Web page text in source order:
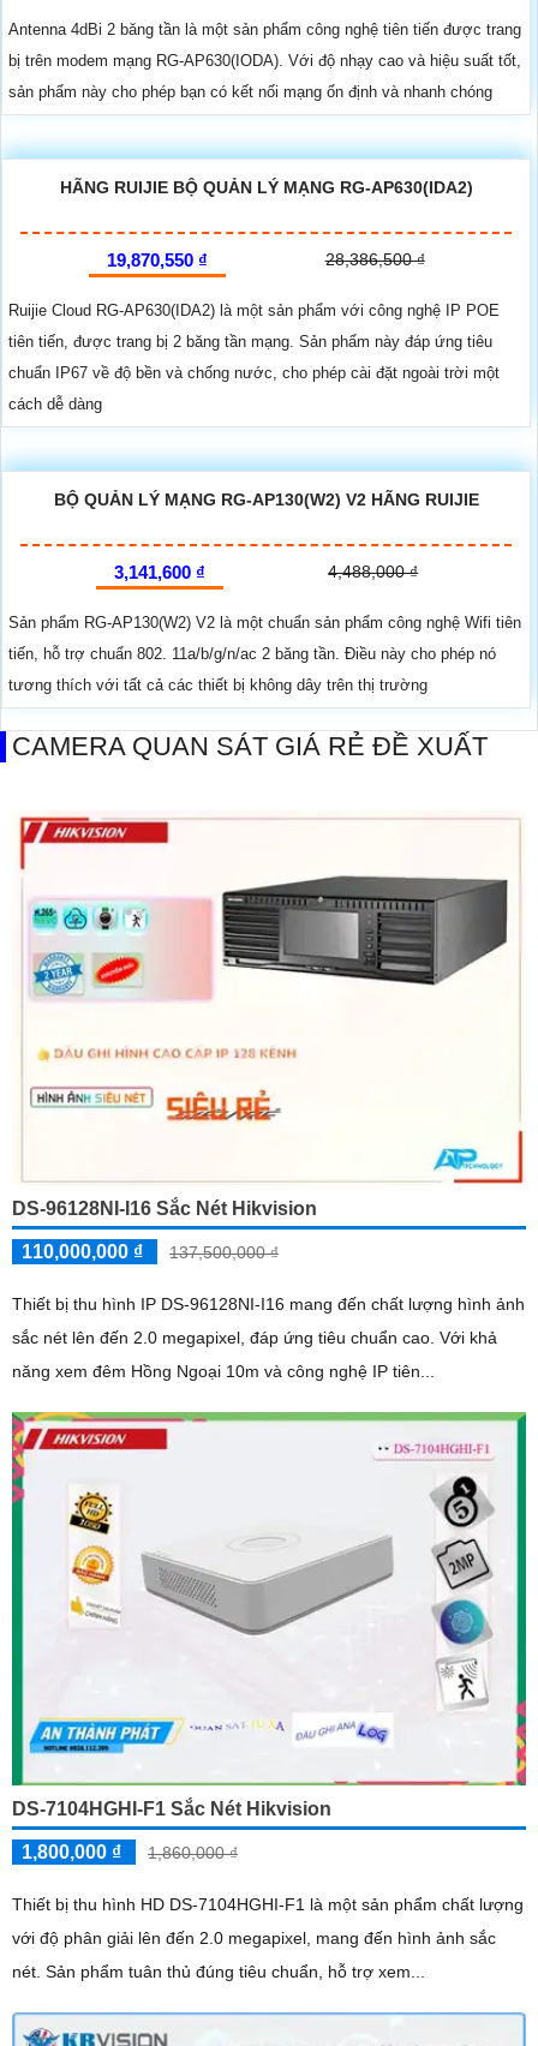
Antenna 4dBi 2 băng tần là một sản phẩm công nghệ tiên tiến được trang
bị trên modem mạng RG-AP630(IODA). Với độ nhạy cao và hiệu suất tốt,
sản phẩm này cho phép bạn có kết nối mạng ổn định và nhanh chóng
HÃNG RUIJIE BỘ QUẢN LÝ MẠNG RG-AP630(IDA2)
19,870,550 ₫ 28,386,500 ₫
Ruijie Cloud RG-AP630(IDA2) là một sản phẩm với công nghệ IP POE
tiên tiến, được trang bị 2 băng tần mạng. Sản phẩm này đáp ứng tiêu
chuẩn IP67 về độ bền và chống nước, cho phép cài đặt ngoài trời một
cách dễ dàng
BỘ QUẢN LÝ MẠNG RG-AP130(W2) V2 HÃNG RUIJIE
3,141,600 ₫ 4,488,000 ₫
Sản phẩm RG-AP130(W2) V2 là một chuẩn sản phẩm công nghệ Wifi tiên
tiến, hỗ trợ chuẩn 802. 11a/b/g/n/ac 2 băng tần. Điều này cho phép nó
tương thích với tất cả các thiết bị không dây trên thị trường
CAMERA QUAN SÁT GIÁ RẺ ĐỀ XUẤT
DS-96128NI-I16 Sắc Nét Hikvision
110,000,000 ₫ 137,500,000 ₫
Thiết bị thu hình IP DS-96128NI-I16 mang đến chất lượng hình ảnh
sắc nét lên đến 2.0 megapixel, đáp ứng tiêu chuẩn cao. Với khả
năng xem đêm Hồng Ngoại 10m và công nghệ IP tiên...
DS-7104HGHI-F1 Sắc Nét Hikvision
1,800,000 ₫ 1,860,000 ₫
Thiết bị thu hình HD DS-7104HGHI-F1 là một sản phẩm chất lượng
với độ phân giải lên đến 2.0 megapixel, mang đến hình ảnh sắc
nét. Sản phẩm tuân thủ đúng tiêu chuẩn, hỗ trợ xem...